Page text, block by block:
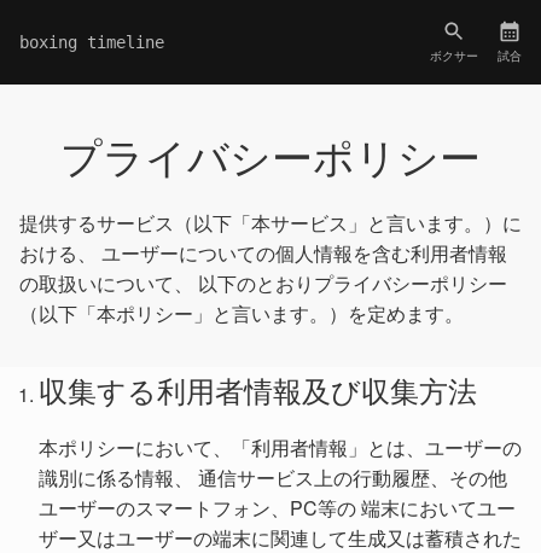
boxing timeline
ボクサー 試合
プライバシーポリシー
提供するサービス（以下「本サービス」と言います。）に
おける、 ユーザーについての個人情報を含む利用者情報
の取扱いについて、 以下のとおりプライバシーポリシー
（以下「本ポリシー」と言います。）を定めます。
収集する利用者情報及び収集方法
本ポリシーにおいて、「利用者情報」とは、ユーザーの
識別に係る情報、 通信サービス上の行動履歴、その他
ユーザーのスマートフォン、PC等の 端末においてユー
ザー又はユーザーの端末に関連して生成又は蓄積された